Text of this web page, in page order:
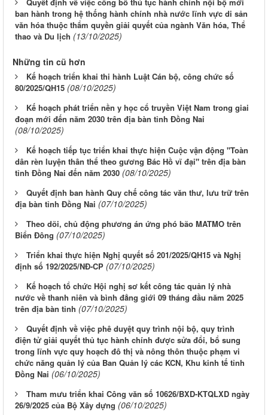
ban hành trong hệ thống hành chính nhà nước lĩnh vực di sản
văn hóa thuộc thẩm quyền giải quyết của ngành Văn hóa, Thể
thao và Du lịch (13/10/2025)
Những tin cũ hơn
Kế hoạch triển khai thi hành Luật Cán bộ, công chức số
80/2025/QH15 (08/10/2025)
Kế hoạch phát triển nền y học cổ truyền Việt Nam trong giai
đoạn mới đến năm 2030 trên địa bàn tỉnh Đồng Nai
(08/10/2025)
Kế hoạch tiếp tục triển khai thực hiện Cuộc vận động "Toàn
dân rèn luyện thân thể theo gương Bác Hồ vĩ đại" trên địa bàn
tỉnh Đồng Nai đến năm 2030 (08/10/2025)
Quyết định ban hành Quy chế công tác văn thư, lưu trữ trên
địa bàn tỉnh Đồng Nai (07/10/2025)
Theo dõi, chủ động phương án ứng phó bão MATMO trên
Biển Đông (07/10/2025)
Triển khai thực hiện Nghị quyết số 201/2025/QH15 và Nghị
định số 192/2025/NĐ-CP (07/10/2025)
Kế hoạch tổ chức Hội nghị sơ kết công tác quản lý nhà
nước về thanh niên và bình đẳng giới 09 tháng đầu năm 2025
trên địa bàn tỉnh (07/10/2025)
Quyết định về việc phê duyệt quy trình nội bộ, quy trình
điện tử giải quyết thủ tục hành chính được sửa đổi, bổ sung
trong lĩnh vực quy hoạch đô thị và nông thôn thuộc phạm vi
chức năng quản lý của Ban Quản lý các KCN, Khu kinh tế tỉnh
Đồng Nai (06/10/2025)
Tham mưu triển khai Công văn số 10626/BXD-KTQLXD ngày
26/9/2025 của Bộ Xây dựng (06/10/2025)